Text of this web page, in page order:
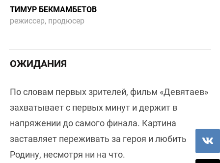
ТИМУР БЕКМАМБЕТОВ
режиссер, продюсер
ОЖИДАНИЯ
По словам первых зрителей, фильм «Девятаев»
захватывает с первых минут и держит в
напряжении до самого финала. Картина
заставляет переживать за героя и любить
Родину, несмотря ни на что.